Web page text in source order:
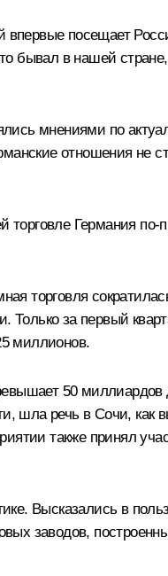
посещает
бывал в нашей
мнениями по
отношения не
торговле Германия
торговля
за первый
миллионов.
50 миллиардов
шла речь в Сочи, как
также принял
Высказались в
заводов,